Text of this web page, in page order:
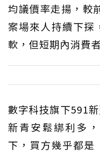
均議價率走揚，較
案場來人持續下探
軟，但短期內消費
數字科技旗下591
新青安鬆綁利多
下，買方幾乎都是